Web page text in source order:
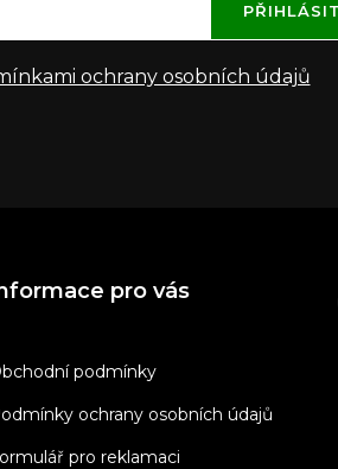
ochrany osobních údajů
pro vás
podmínky
ochrany osobních údajů
pro reklamaci